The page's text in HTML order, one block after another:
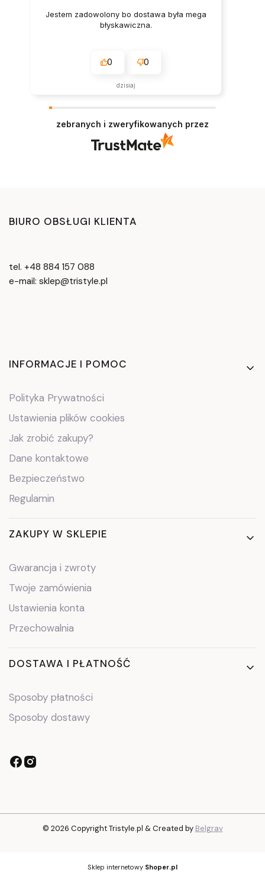
Jestem zadowolony bo dostawa była mega
błyskawiczna.
0 0
dzisiaj
zebranych i zweryfikowanych przez
BIURO OBSŁUGI KLIENTA
tel. +48 884 157 088
e-mail: sklep@tristyle.pl
Linki w stopce
INFORMACJE I POMOC
Polityka Prywatności
Ustawienia plików cookies
Jak zrobić zakupy?
Dane kontaktowe
Bezpieczeństwo
Regulamin
ZAKUPY W SKLEPIE
Gwarancja i zwroty
Twoje zamówienia
Ustawienia konta
Przechowalnia
DOSTAWA I PŁATNOŚĆ
Sposoby płatności
Sposoby dostawy
© 2026 Copyright Tristyle.pl & Created by Belgrav
Sklep internetowy Shoper.pl